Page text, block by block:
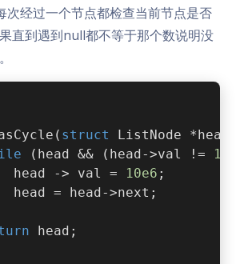
次经过一个节点都检查当前节点是否
直到遇到null都不等于那个数说明没
struct ListNode
(head && (head->val !=
head -> val =
10e6 ;
head = head->next;
head;